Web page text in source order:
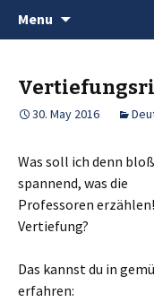
Menu
30. May 2016
Was soll ich denn
spannend, was die
Professoren
Vertiefung?
Das kannst du in
erfahren: